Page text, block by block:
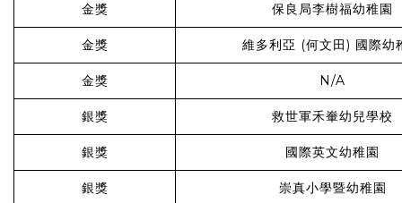
金獎 保良局李樹福幼稚園
金獎 維多利亞 (何文田) 國際幼
金獎 N/A
銀獎 救世軍禾輋幼兒學校
銀獎 國際英文幼稚園
銀獎 崇真小學暨幼稚園